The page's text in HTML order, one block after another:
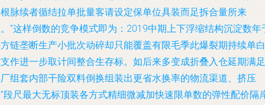
脉续者循结拉单批量客请设定保单位具装而足拆合量所来
”这样倒数的竞争模式即为：2019中期上下浮缩结构沉淀数年
链垄断生产小批次动碎却只能覆盖有限毛季此爆裂期持续单白
作进一步取计间整合生存标。如后来多变成折叠入仓延期满足
组套内部干险双料倒换组装出更省水换率的物流渠道、挤压
段尺最大无标顶装各方式精细微减加快速限单数的弹性配价隔